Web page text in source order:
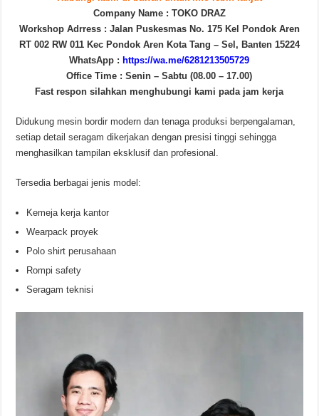
Company Name : TOKO DRAZ
Workshop Adrress : Jalan Puskesmas No. 175 Kel Pondok Aren
RT 002 RW 011 Kec Pondok Aren Kota Tang – Sel, Banten 15224
WhatsApp : https://wa.me/6281213505729
Office Time : Senin – Sabtu (08.00 – 17.00)
Fast respon silahkan menghubungi kami pada jam kerja
Didukung mesin bordir modern dan tenaga produksi berpengalaman,
setiap detail seragam dikerjakan dengan presisi tinggi sehingga
menghasilkan tampilan eksklusif dan profesional.
Tersedia berbagai jenis model:
Kemeja kerja kantor
Wearpack proyek
Polo shirt perusahaan
Rompi safety
Seragam teknisi